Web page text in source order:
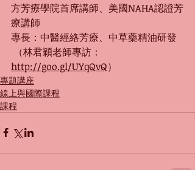
方芳療學院首席講師、美國NAHA認證芳
療講師
專長：中醫經絡芳療、中草藥精油研發
（林君穎老師專訪：
http://goo.gl/UYqQvQ）
專題講座
線上與國際課程
課程